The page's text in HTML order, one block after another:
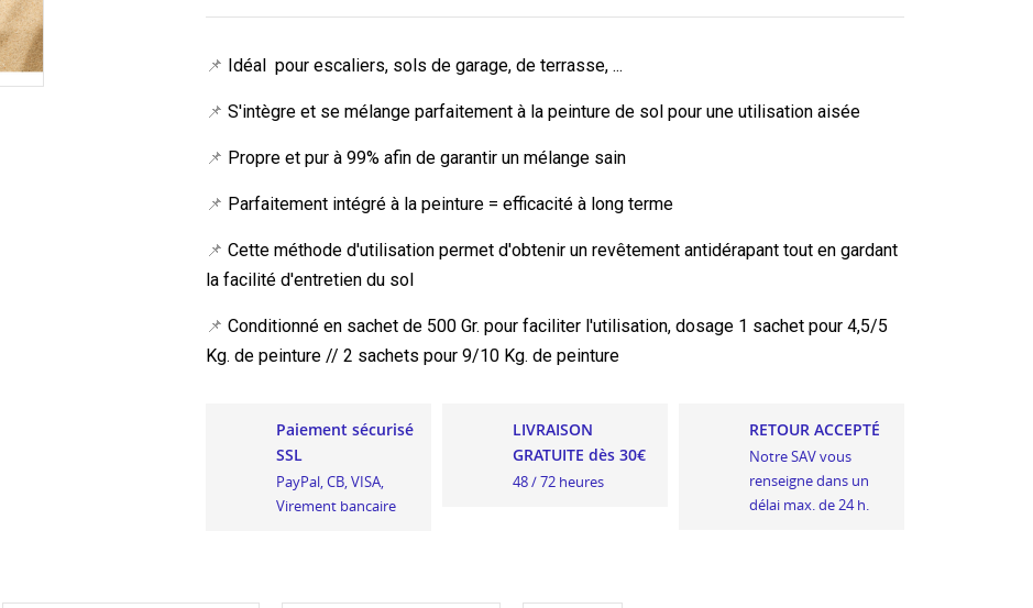
📌 Idéal pour escaliers, sols de garage, de terrasse, ...
📌 S'intègre et se mélange parfaitement à la peinture de sol pour une utilisation aisée
📌 Propre et pur à 99% afin de garantir un mélange sain
📌 Parfaitement intégré à la peinture = efficacité à long terme
📌 Cette méthode d'utilisation permet d'obtenir un revêtement antidérapant tout en gardant
la facilité d'entretien du sol
📌 Conditionné en sachet de 500 Gr. pour faciliter l'utilisation, dosage 1 sachet pour 4,5/5
Kg. de peinture // 2 sachets pour 9/10 Kg. de peinture
Paiement sécurisé
SSL
PayPal, CB, VISA,
Virement bancaire
LIVRAISON
GRATUITE dès 30€
48 / 72 heures
RETOUR ACCEPTÉ
Notre SAV vous
renseigne dans un
délai max. de 24 h.